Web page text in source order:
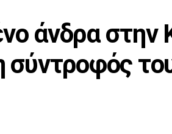
άνδρα στην
σύντροφός